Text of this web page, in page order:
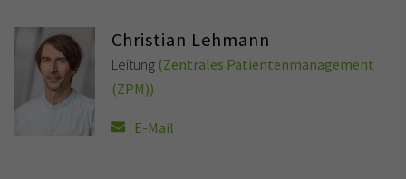
Christian Lehmann
Leitung (Zentrales Patientenmanagement
(ZPM))
E-Mail